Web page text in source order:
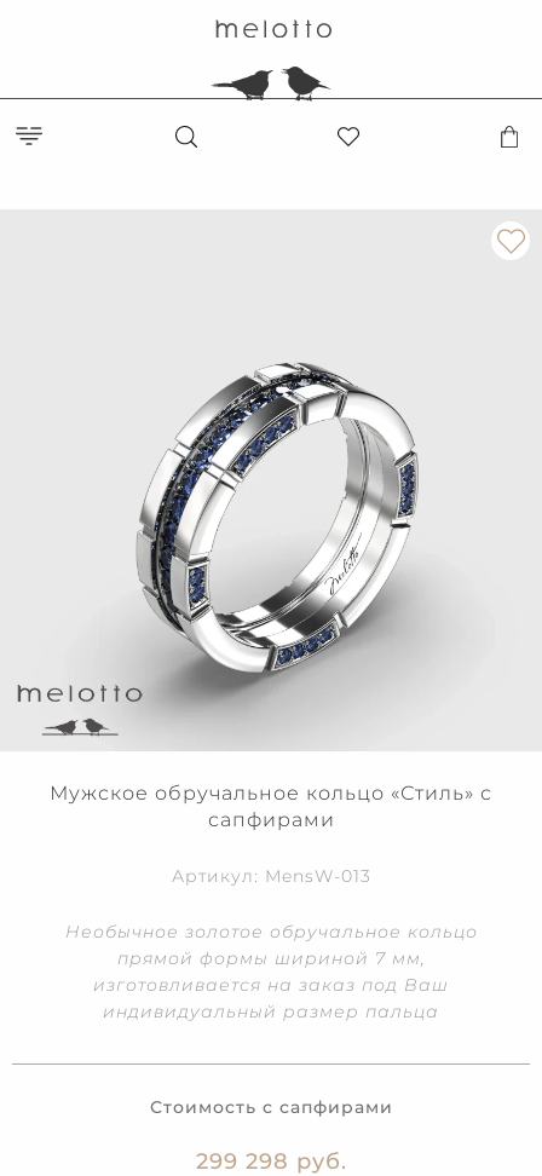
Мужское обручальное кольцо «Стиль» с
сапфирами
Артикул: MensW-013
Необычное золотое обручальное кольцо
прямой формы шириной 7 мм,
изготовливается на заказ под Ваш
индивидуальный размер пальца
Стоимость с сапфирами
299 298 руб.